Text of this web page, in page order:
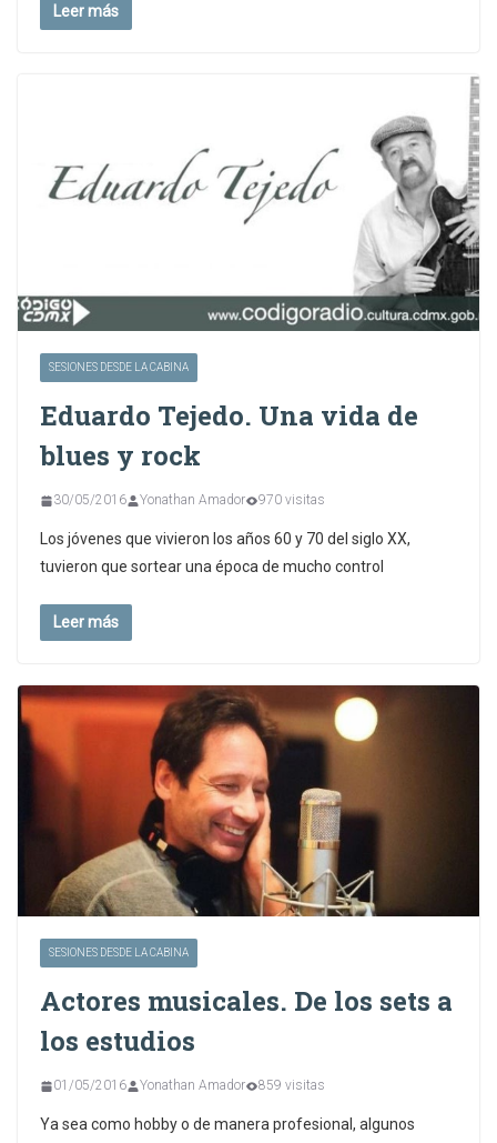
Leer más
SESIONES DESDE LA CABINA
Eduardo Tejedo. Una vida de
blues y rock
30/05/2016 Yonathan Amador 970 visitas
Los jóvenes que vivieron los años 60 y 70 del siglo XX,
tuvieron que sortear una época de mucho control
Leer más
SESIONES DESDE LA CABINA
Actores musicales. De los sets a
los estudios
01/05/2016 Yonathan Amador 859 visitas
Ya sea como hobby o de manera profesional, algunos